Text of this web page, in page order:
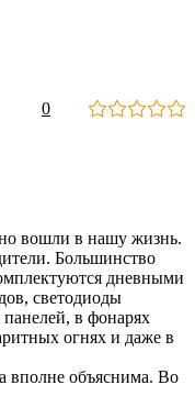
0
вошли в нашу жизнь.
Большинство
дневными
светодиоды
в фонарях
огнях и даже в
вполне объяснима. Во